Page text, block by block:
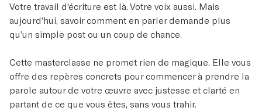
Votre travail d'écriture est là. Votre voix aussi. Mais
aujourd’hui, savoir comment en parler demande plus
qu’un simple post ou un coup de chance.
Cette masterclasse ne promet rien de magique. Elle vous
offre des repères concrets pour commencer à prendre la
parole autour de votre œuvre avec justesse et clarté en
partant de ce que vous êtes, sans vous trahir.